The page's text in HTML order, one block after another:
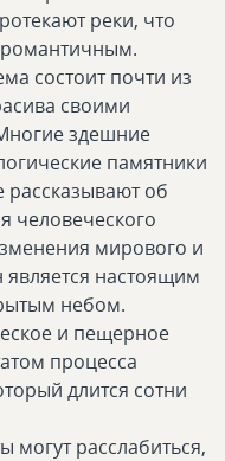
реки, что
романтичным.
состоит почти из
своими
здешние
памятники
рассказывают об
человеческого
мирового и
является настоящим
небом.
и пещерное
процесса
длится сотни
могут расслабиться,